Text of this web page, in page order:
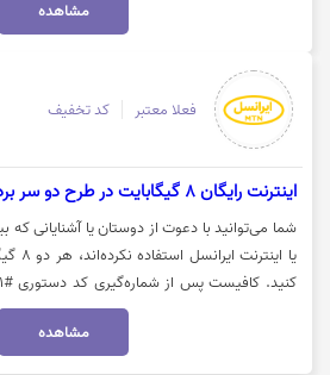
مشاهده
فعلا معتبر کد تخفیف
اینترنت رایگان 8 گیگابایت در طرح دو سر برد ایرانسل
یا
وارد کنید. این هدیه شامل ۲
۴ هفته متوالی و در روزی ثابت برای هر دو
مشاهده